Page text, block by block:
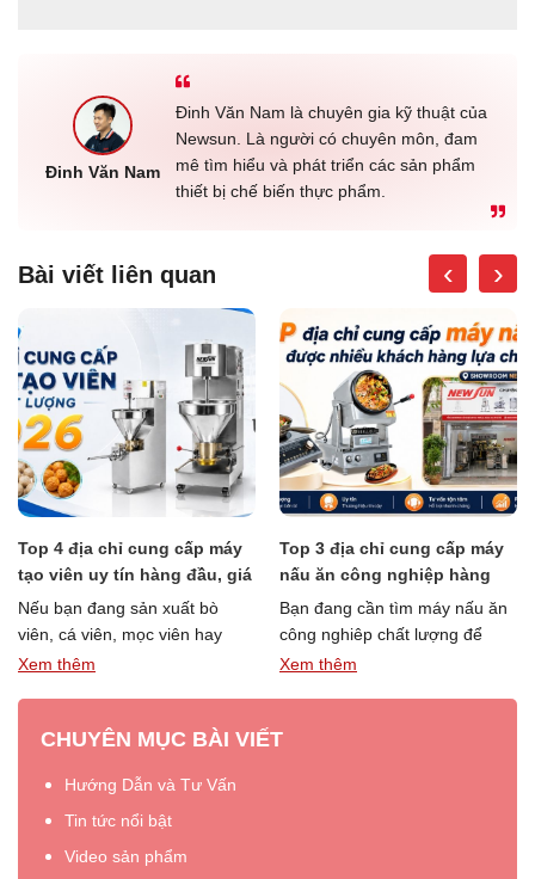
Đinh Văn Nam
Đinh Văn Nam là chuyên gia kỹ thuật của
Newsun. Là người có chuyên môn, đam
mê tìm hiểu và phát triển các sản phẩm
thiết bị chế biến thực phẩm.
Bài viết liên quan
Top 4 địa chỉ cung cấp máy
tạo viên uy tín hàng đầu, giá
tốt
Nếu bạn đang sản xuất bò
viên, cá viên, mọc viên hay
viên thả lẩu, máy tạo viên thực
địa
cung
Xem thêm
Top 3 địa chỉ cung cấp máy
nấu ăn công nghiệp hàng
đầu năm 20226
Bạn đang cần tìm máy nấu ăn
công nghiêp chất lượng để
phục vụ quán ăn, nhà hàng,
Xem thêm
‹ ›
CHUYÊN MỤC BÀI VIẾT
Hướng Dẫn và Tư Vấn
Tin tức nổi bật
Video sản phẩm